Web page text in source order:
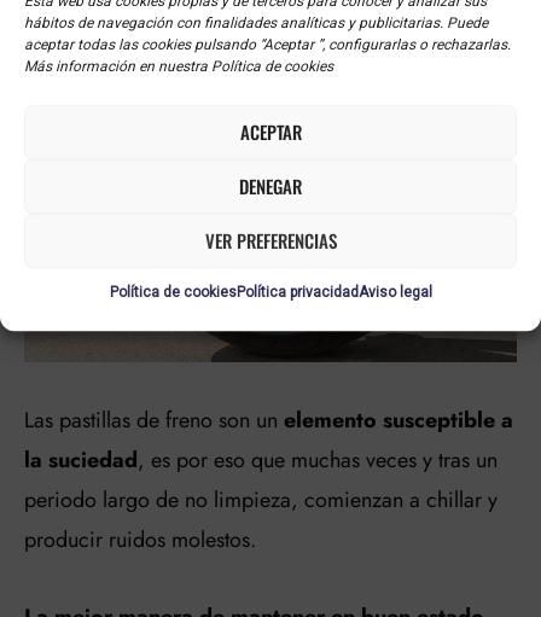
hábitos de navegación con finalidades analíticas y publicitarias. Puede
aceptar todas las cookies pulsando “Aceptar ”, configurarlas o rechazarlas.
Más información en nuestra Política de cookies
ACEPTAR
DENEGAR
VER PREFERENCIAS
Política de cookiesPolítica privacidadAviso legal
Las pastillas de freno son un elemento susceptible a
la suciedad, es por eso que muchas veces y tras un
periodo largo de no limpieza, comienzan a chillar y
producir ruidos molestos.